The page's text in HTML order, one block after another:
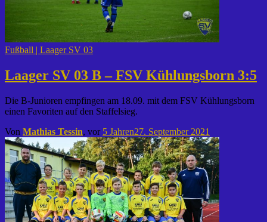
Fußball | Laager SV 03
Laager SV 03 B – FSV Kühlungsborn 3:5
Die B-Junioren empfingen am 18.09. mit dem FSV Kühlungsborn
einen Favoriten auf den Staffelsieg.
Von Mathias Tessin, vor 5 Jahren27. September 2021